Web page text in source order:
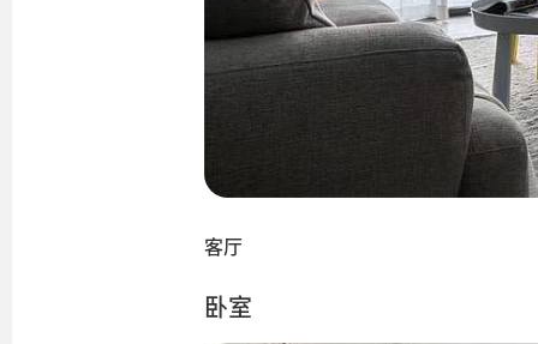
客厅
卧室